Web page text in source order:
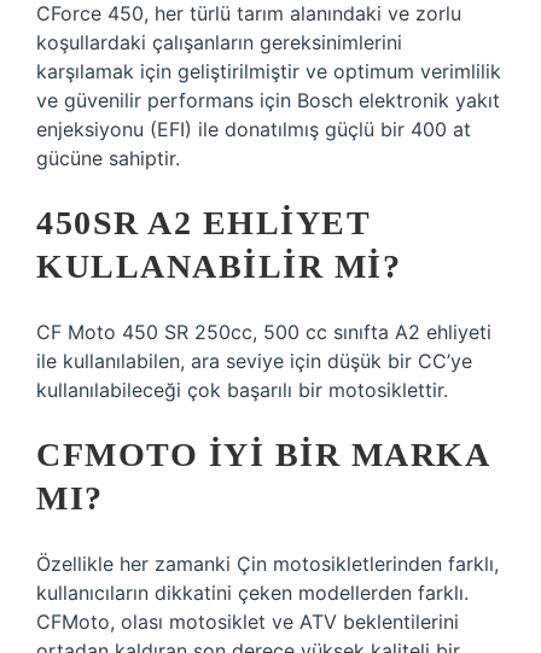
CForce 450, her türlü tarım alanındaki ve zorlu
koşullardaki çalışanların gereksinimlerini
karşılamak için geliştirilmiştir ve optimum verimlilik
ve güvenilir performans için Bosch elektronik yakıt
enjeksiyonu (EFI) ile donatılmış güçlü bir 400 at
gücüne sahiptir.
450SR A2 EHLIYET
KULLANABILIR MI?
CF Moto 450 SR 250cc, 500 cc sınıfta A2 ehliyeti
ile kullanılabilen, ara seviye için düşük bir CC’ye
kullanılabileceği çok başarılı bir motosiklettir.
CFMOTO IYI BIR MARKA
MI?
Özellikle her zamanki Çin motosikletlerinden farklı,
kullanıcıların dikkatini çeken modellerden farklı.
CFMoto, olası motosiklet ve ATV beklentilerini